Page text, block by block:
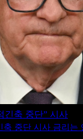
긴축 중단” 시사
중단 시사 금리는